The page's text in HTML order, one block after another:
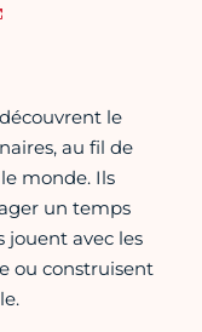
le
au fil de
monde. Ils
un temps
jouent avec les
ou construisent